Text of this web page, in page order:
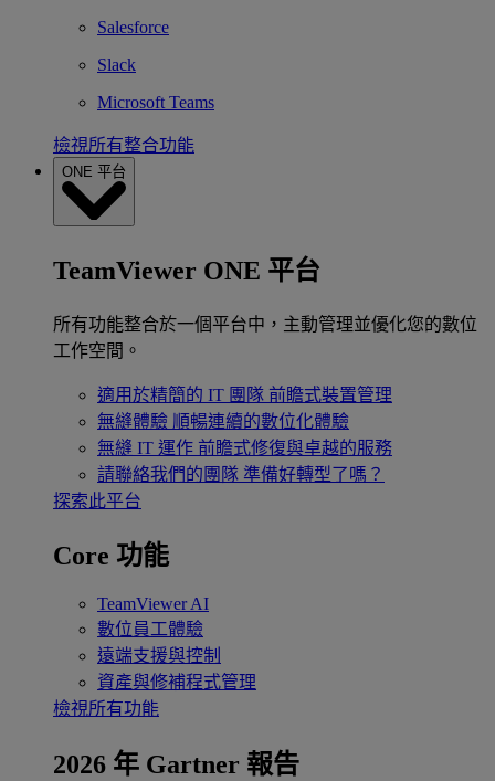
Salesforce
Slack
Microsoft Teams
檢視所有整合功能
ONE 平台
TeamViewer ONE 平台
所有功能整合於一個平台中，主動管理並優化您的數位
工作空間。
適用於精簡的 IT 團隊 前瞻式裝置管理
無縫體驗 順暢連續的數位化體驗
無縫 IT 運作 前瞻式修復與卓越的服務
請聯絡我們的團隊 準備好轉型了嗎？
探索此平台
Core 功能
TeamViewer AI
數位員工體驗
遠端支援與控制
資產與修補程式管理
檢視所有功能
2026 年 Gartner 報告